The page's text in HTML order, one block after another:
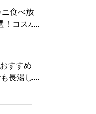
ニ食べ放
！コスパ
すすめ
長湯し